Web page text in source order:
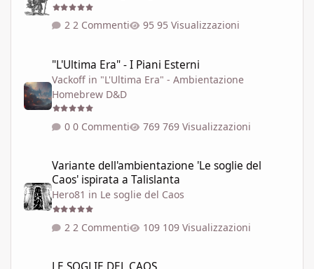
2 Commenti 95 Visualizzazioni
"L'Ultima Era" - I Piani Esterni
Vackoff in "L'Ultima Era" - Ambientazione
Homebrew D&D
0 Commenti 769 Visualizzazioni
Variante dell'ambientazione 'Le soglie del
Caos' ispirata a Talislanta
Hero81 in Le soglie del Caos
2 Commenti 109 Visualizzazioni